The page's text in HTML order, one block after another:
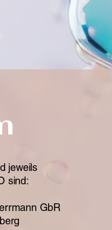
Aktuelles
jeweils
sind:
GbR